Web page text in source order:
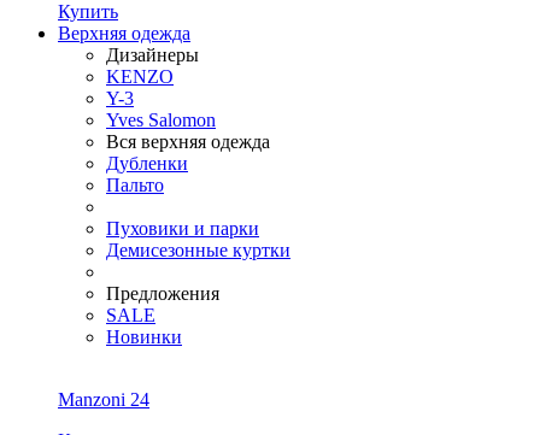
Купить
Верхняя одежда
Дизайнеры
KENZO
Y-3
Yves Salomon
Вся верхняя одежда
Дубленки
Пальто
Пуховики и парки
Демисезонные куртки
Предложения
SALE
Новинки
Manzoni 24